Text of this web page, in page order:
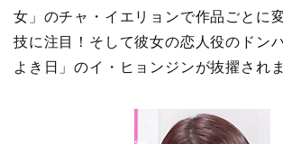
女」のチャ・イエリョンで作品ごとに
技に注目！そして彼女の恋人役のドン
よき日」のイ・ヒョンジンが抜擢され